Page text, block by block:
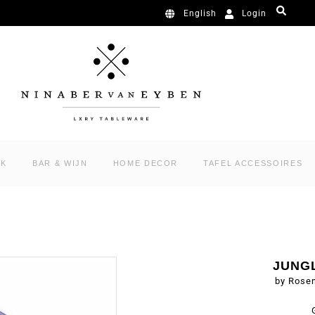
English Login
BAR & WIJN HOME DECOR TAFEL ACCESSOIRES
by